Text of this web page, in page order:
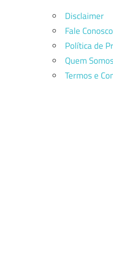
Disclaimer
Fale Conosco
Política de
Quem
Termos e